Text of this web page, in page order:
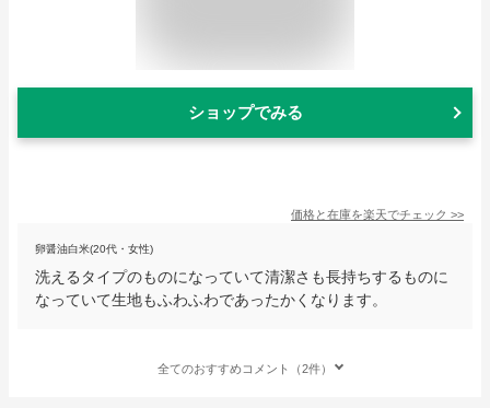
ショップでみる
価格と在庫を楽天でチェック >>
卵醤油白米(20代・女性)
洗えるタイプのものになっていて清潔さも長持ちするものに
なっていて生地もふわふわであったかくなります。
全てのおすすめコメント（2件）